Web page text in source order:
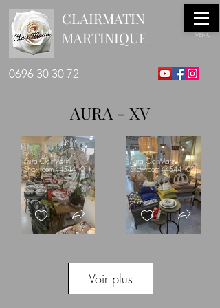
CLAIRMATIN
MARTINIQUE
MENU
0696 30 30 72
AURA - XV
Aura ClairMatin
Showroom-44544- (01)
Aura ClairMatin
Showroom-44544- (02)
Aura ClairMatin Showroom-Voir plus